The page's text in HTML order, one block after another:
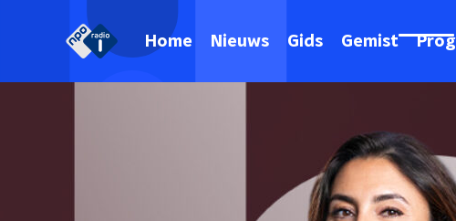
Home Nieuws Gids Gemist